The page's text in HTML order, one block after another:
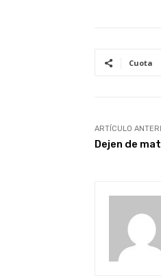
Cuota
ARTÍCULO
Dejen de